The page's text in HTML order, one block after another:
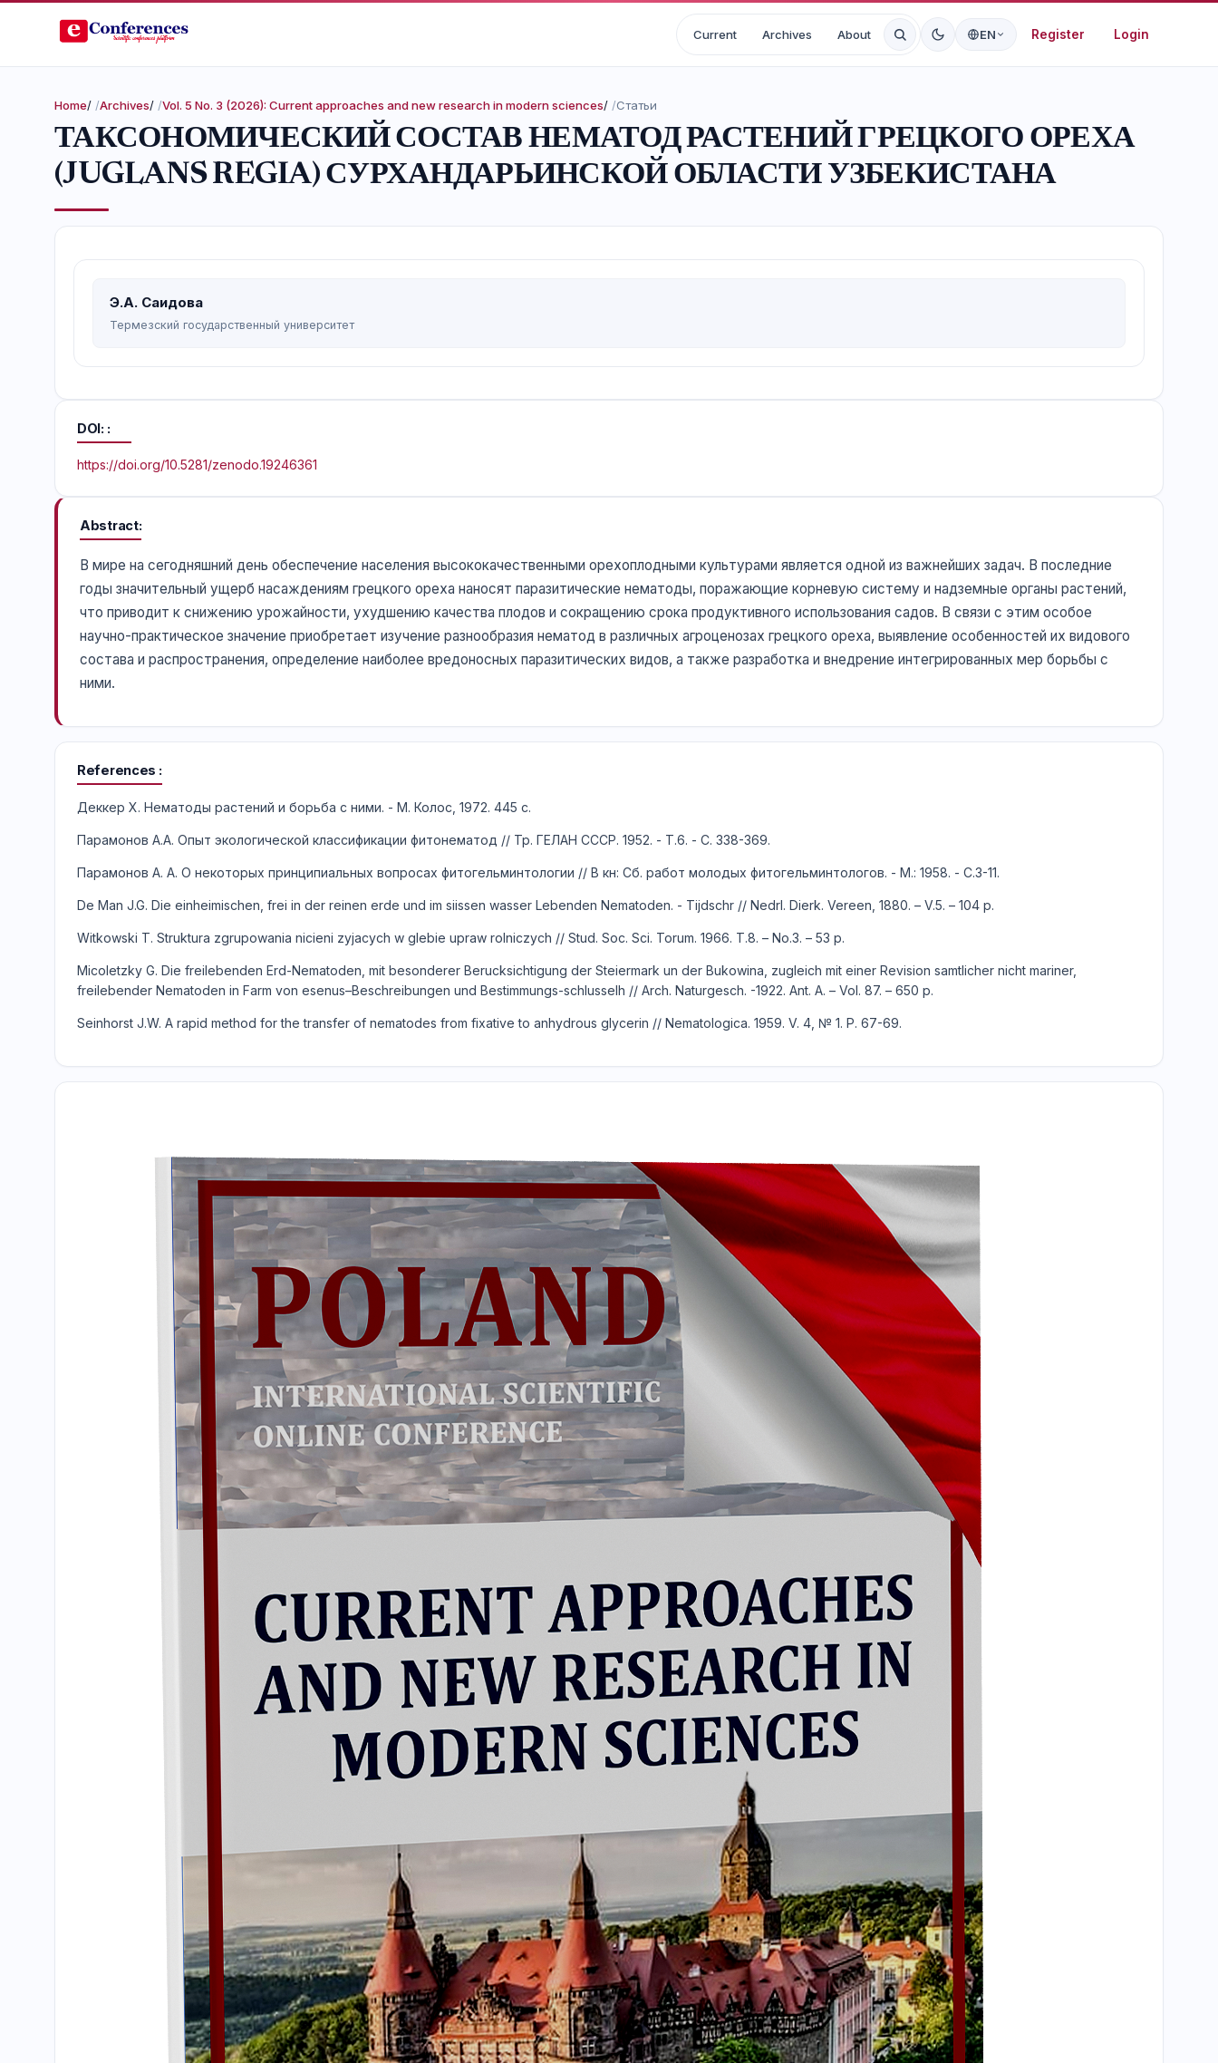
Current Archives About EN Register Login
Home/ Archives/ Vol. 5 No. 3 (2026): Current approaches and new research in modern sciences/ Статьи
ТАКСОНОМИЧЕСКИЙ СОСТАВ НЕМАТОД РАСТЕНИЙ ГРЕЦКОГО ОРЕХА
(JUGLANS REGIA) СУРХАНДАРЬИНСКОЙ ОБЛАСТИ УЗБЕКИСТАНА
Э.А. Саидова
Термезский государственный университет
DOI:
https://doi.org/10.5281/zenodo.19246361
Abstract
В мире на сегодняшний день обеспечение населения высококачественными орехоплодными культурами является одной из важнейших задач. В последние
годы значительный ущерб насаждениям грецкого ореха наносят паразитические нематоды, поражающие корневую систему и надземные органы растений,
что приводит к снижению урожайности, ухудшению качества плодов и сокращению срока продуктивного использования садов. В связи с этим особое
научно-практическое значение приобретает изучение разнообразия нематод в различных агроценозах грецкого ореха, выявление особенностей их видового
состава и распространения, определение наиболее вредоносных паразитических видов, а также разработка и внедрение интегрированных мер борьбы с
ними.
References
Деккер Х. Нематоды растений и борьба с ними. - М. Колос, 1972. 445 с.
Парамонов А.А. Опыт экологической классификации фитонематод // Тр. ГЕЛАН СССР. 1952. - Т.6. - С. 338-369.
Парамонов А. А. О некоторых принципиальных вопросах фитогельминтологии // В кн: Сб. работ молодых фитогельминтологов. - М.: 1958. - С.3-11.
De Man J.G. Die einheimischen, frei in der reinen erde und im siissen wasser Lebenden Nematoden. - Tijdschr // Nedrl. Dierk. Vereen, 1880. – V.5. – 104 p.
Witkowski T. Struktura zgrupowania nicieni zyjacych w glebie upraw rolniczych // Stud. Soc. Sci. Torum. 1966. T.8. – No.3. – 53 p.
Micoletzky G. Die freilebenden Erd-Nematoden, mit besonderer Berucksichtigung der Steiermark un der Bukowina, zugleich mit einer Revision samtlicher nicht mariner,
freilebender Nematoden in Farm von esenus–Beschreibungen und Bestimmungs-schlusselh // Arch. Naturgesch. -1922. Ant. A. – Vol. 87. – 650 p.
Seinhorst J.W. A rapid method for the transfer of nematodes from fixative to anhydrous glycerin // Nematologica. 1959. V. 4, № 1. P. 67-69.